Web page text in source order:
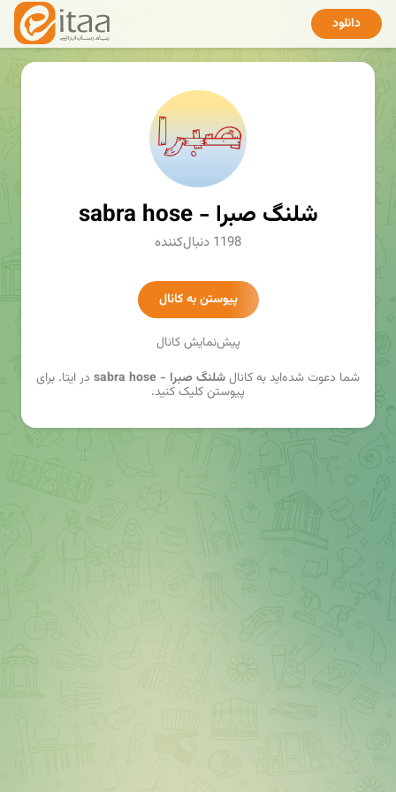
دانلود
sabra hose - شلنگ صبرا
1198 دنبال‌کننده
پیوستن به کانال
پیش‌نمایش کانال
شما دعوت شده‌اید به کانالsabra hose - شلنگ صبرا در ایتا. برای
پیوستن کلیک کنید.